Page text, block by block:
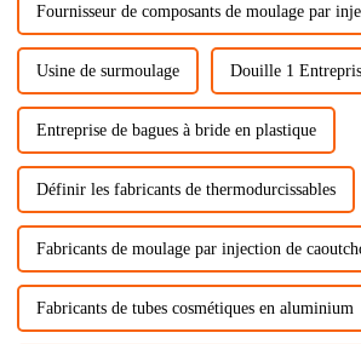
Fournisseur de composants de moulage par
Usine de surmoulage Douille 1
Entreprise de bagues à bride en plastique
Définir les fabricants de thermodurcissables
Fabricants de moulage par injection de
Fabricants de tubes cosmétiques en aluminium